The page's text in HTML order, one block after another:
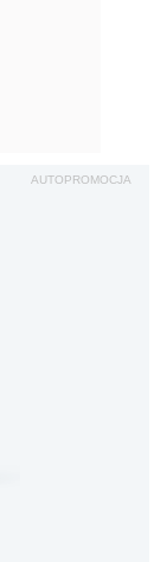
AUTOPROMOCJA